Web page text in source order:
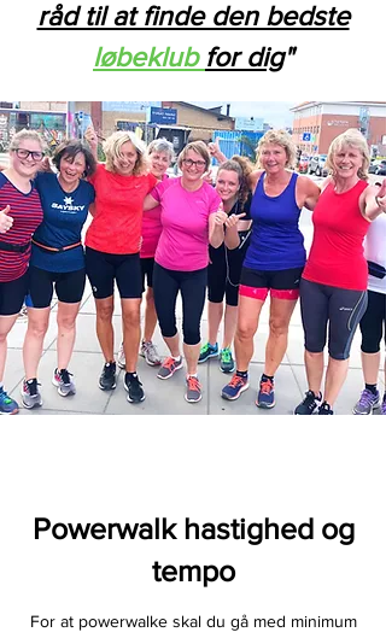
råd til at finde den bedste
løbeklub for dig"
Powerwalk hastighed og
tempo
For at powerwalke skal du gå med minimum